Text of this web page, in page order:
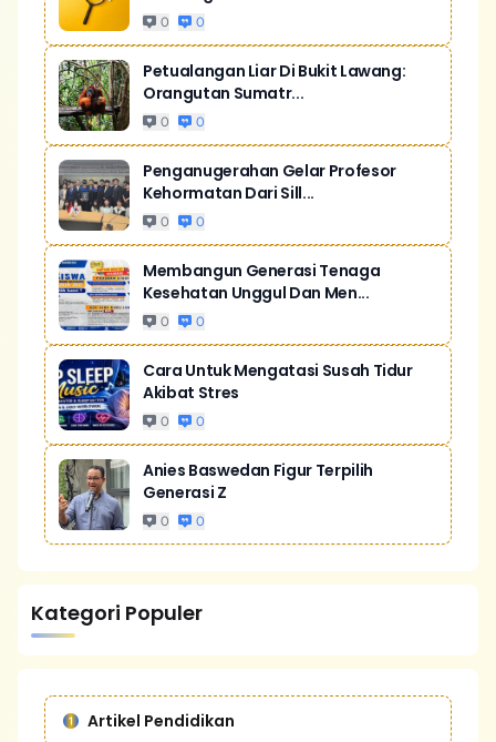
0 0
Petualangan Liar Di Bukit Lawang:
Orangutan Sumatr...
0 0
Penganugerahan Gelar Profesor
Kehormatan Dari Sill...
0 0
Membangun Generasi Tenaga
Kesehatan Unggul Dan Men...
0 0
Cara Untuk Mengatasi Susah Tidur
Akibat Stres
0 0
Anies Baswedan Figur Terpilih
Generasi Z
0 0
Kategori Populer
Artikel Pendidikan